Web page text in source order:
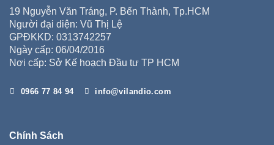
19 Nguyễn Văn Tráng, P. Bến Thành, Tp.HCM
Người đại diện: Vũ Thị Lệ
GPĐKKD: 0313742257
Ngày cấp: 06/04/2016
Nơi cấp: Sở Kế hoạch Đầu tư TP HCM
0966 77 84 94 info@vilandio.com
Chính Sách